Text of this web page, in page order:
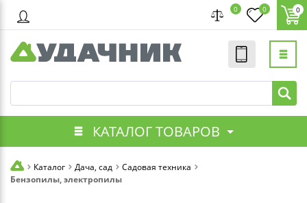
0 0 0
КАТАЛОГ ТОВАРОВ
Каталог Дача, сад
Садовая техника
Бензопилы, электропилы